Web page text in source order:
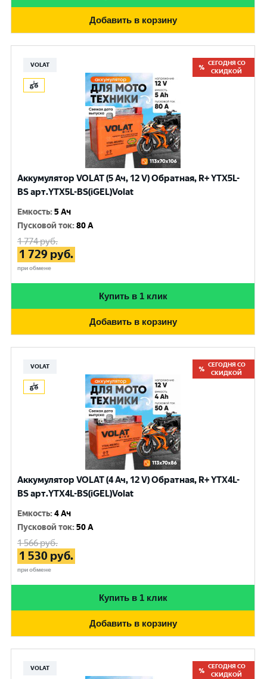
Добавить в корзину
VOLAT
СЕГОДНЯ СО
СКИДКОЙ
Аккумулятор VOLAT (5 Ач, 12 V) Обратная, R+ YTX5L-
BS арт.YTX5L-BS(iGEL)Volat
Емкость:5 Ач
Пусковой ток:80 A
1 774руб.
1 729 руб.
при обмене
Купить в 1 клик
Добавить в корзину
VOLAT
СЕГОДНЯ СО
СКИДКОЙ
Аккумулятор VOLAT (4 Ач, 12 V) Обратная, R+ YTX4L-
BS арт.YTX4L-BS(iGEL)Volat
Емкость:4 Ач
Пусковой ток:50 A
1 566руб.
1 530 руб.
при обмене
Купить в 1 клик
Добавить в корзину
VOLAT
СЕГОДНЯ СО
СКИДКОЙ